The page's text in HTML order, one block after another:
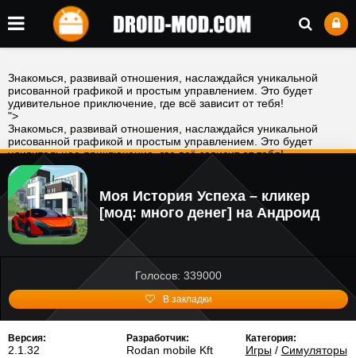
Знакомься, развивай отношения, наслаждайся уникальной
рисованной графикой и простым управлением. Это будет
удивительное приключение, где всё зависит от тебя!
">
Знакомься, развивай отношения, наслаждайся уникальной
рисованной графикой и простым управлением. Это будет
удивительное приключение, где всё зависит от тебя!
">
Моя История Успеха – кликер
[мод: много денег] на Андроид
Голосов: 339000
В закладки
Версия:
2.1.32
Разработчик:
Rodan mobile Kft
Категория:
Игры/ Симуляторы